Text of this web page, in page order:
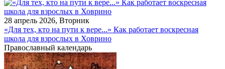
28 апрель 2026, Вторник
«Для тех, кто на пути к вере...» Как работает воскресная
школа для взрослых в Ховрино
Православный календарь